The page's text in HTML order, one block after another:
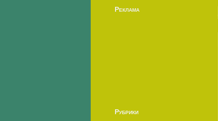
Реклама
Рубрики